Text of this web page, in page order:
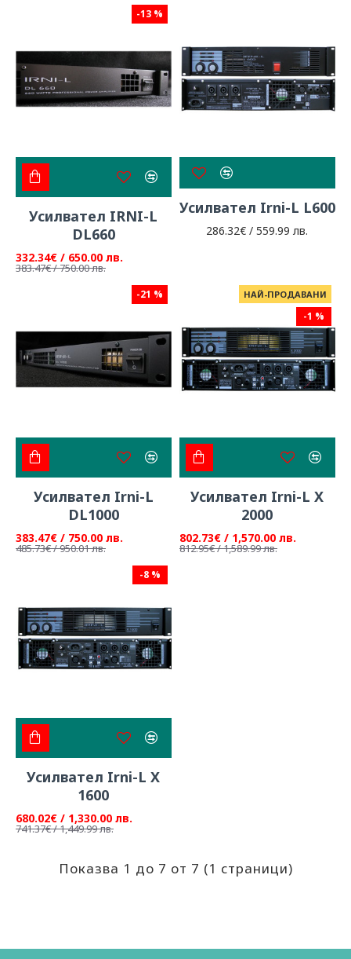
-13 %
Усилвател IRNI-L
DL660
332.34€ / 650.00 лв.
383.47€ / 750.00 лв.
Усилвател Irni-L L600
286.32€ / 559.99 лв.
-21 %
Усилвател Irni-L
DL1000
383.47€ / 750.00 лв.
485.73€ / 950.01 лв.
НАЙ-ПРОДАВАНИ
-1 %
Усилвател Irni-L X
2000
802.73€ / 1,570.00 лв.
812.95€ / 1,589.99 лв.
-8 %
Усилвател Irni-L X
1600
680.02€ / 1,330.00 лв.
741.37€ / 1,449.99 лв.
Показва 1 до 7 от 7 (1 страници)